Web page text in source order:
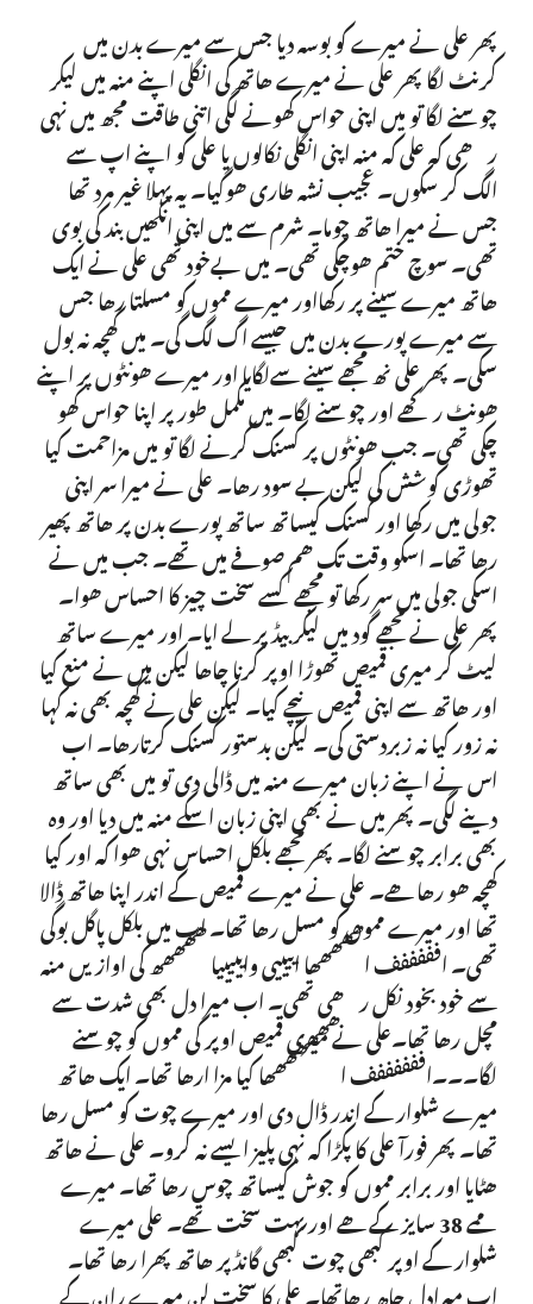
پھر علی نے میرے کو بوسہ دیا جس سے میرے بدن میں
کرنٹ لگا پھر علی نے میرے ھاتھ کی انگلی اپنے منہ میں لیکر
چوسنے لگا تو میں اپنی حواس کھونے لگی اتنی طاقت مجھ میں نہی
رھی کہ علی کہ منہ اپنی انگلی نکالوں یا علی کو اپنے اپ سے
الگ کر سکوں۔ عجیب نشہ طاری ھوگیا۔ یہ پہلا غیر مرد تھا
جس نے میرا ھاتھ چوما۔ شرم سے میں اپنی انکھیں بند کی بوی
تھی۔ سوچ ختم ھوچکی تھی۔ میں بےخود تھی علی نے ایک
ھاتھ میرے سینے پر رکھااور میرے مموں کو مسلتا رھا جس
سے میرے پورے بدن میں جیسے اگ لگ گی۔ میں کھچہ نہ بول
سکی۔ پھر علی نھ مجھے سینے سےلگایا اور میرے ھونٹوں پر اپنے
ھونٹ رکھے اور چوسنے لگا۔ میں مکمل طور پر اپنا حواس کھو
چکی تھی۔ جب ھونٹوں پر کسنک کرنے لگا تو میں مزاحمت کیا
تھوڑی کوشش کی لیکن بے سود رھا۔ علی نے میرا سر اپنی
جولی میں رکھا اور کسنک کیساتھ ساتھ پورے بدن پر ھاتھ پھیر
رھا تھا۔ اسکو وقت تک ھم صوفے میں تھے۔ جب میں نے
اسکی جولی میں سر رکھا تو مجھے کسے سخت چیز کا احساس ھوا۔
پھر علی نے مجھے گود میں لیکر بیڈ پر لے ایا۔ اور میرے ساتھ
لیٹ کر میری قمیص تھوڑا اوپر کرنا چاھا لیکن میں نے منع کیا
اور ھاتھ سے اپنی قمیص نیچے کیا۔ لیکن علی نے کھچہ بھی نہ کہا
نہ زور کیا نہ زبردستی کی۔ لیکن بدستور کسنک کرتارھا۔ اب
اس نے اپنے زبان میرے منہ میں ڈالی دی تو میں بھی ساتھ
دینے لگی۔ پھر میں نے بھی اپنی زبان اسکے منہ میں دیا اور وہ
بھی برابر چوسنے لگا۔ پھر مجھے بلکل احساس نہی ھوا کہ اور کیا
کھچہ ھو رھا ھے۔ علی نے میرے قمیص کے اندر اپنا ھاتھ ڈالا
تھا اور میرے مموں کو مسل رھا تھا۔ اب میں بلکل پاگل بوگی
تھی۔ افففففف اھھھھھا اییییی وایییییا ھھھھھ کی اوازیں منہ
سے خود بخود نکل رھی تھی۔ اب میرا دل بھی شدت سے
مچل رھا تھا۔علی نے میری قمیص اوپر کی مموں کو چوسنے
لگا۔۔۔اففففففف اھھھھھھھا کیا مزا ارھا تھا۔ ایک ھاتھ
میرے شلوار کے اندر ڈال دی اور میرے چوت کو مسل رھا
تھا۔ پھر فورآ علی کا پکڑا کہ نہی پلیز ایسے نہ کرو۔ علی نے ھاتھ
ھٹایا اور برابر مموں کو جوش کیساتھ چوس رھا تھا۔ میرے
ممے 38 سایز کے ھے اور بہت سخت تھے۔ علی میرے
شلوار کے اوپر کبھی چوت کبھی گانڈپر ھاتھ پھرا رھا تھا۔
اب میرادل چاھ رھاتھا۔ علی کا سخت لن میرے ران کے